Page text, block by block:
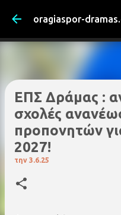
Μετάβαση
oragiaspor-
ΕΠΣ Δράμας :
σχολές
προπονητών
2027!
την 3.6.25